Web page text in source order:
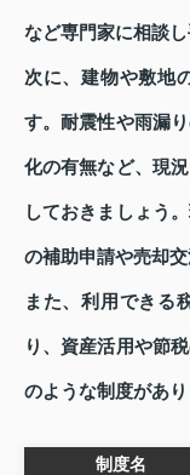
など専門家に相談し
次に、建物や敷地
す。耐震性や雨漏
化の有無など、現
しておきましょう
の補助申請や売却
また、利用できる
り、資産活用や節
のような制度があり
制度名